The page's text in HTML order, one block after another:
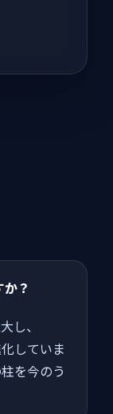
？
し、
していま
を今のう